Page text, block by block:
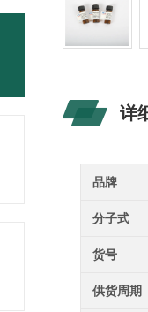
详
品牌
分子式
货号
供货周期